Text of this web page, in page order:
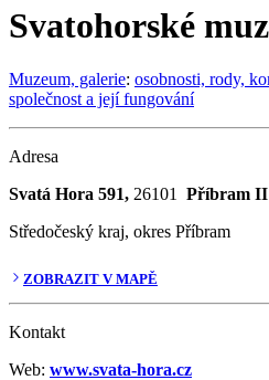
Svatohorské
Muzeum, galerie: osobnosti, rody,
společnost a její fungování
Adresa
Svatá Hora 591, 26101 Příbram II
Středočeský kraj, okres Příbram
ZOBRAZIT V MAPĚ
Kontakt
Web: www.svata-hora.cz